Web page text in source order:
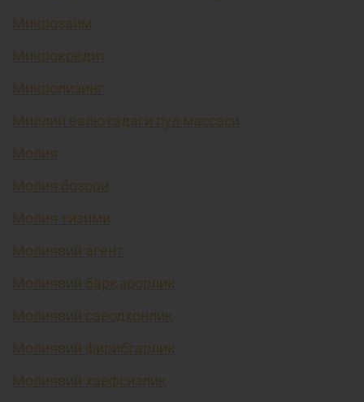
Микрозайм
Микрокредит
Микролизинг
Миллий валютадаги пул массаси
Молия
Молия бозори
Молия тизими
Молиявий агент
Молиявий барқарорлик
Молиявий саводхонлик
Молиявий фирибгарлик
Молиявий хавфсизлик